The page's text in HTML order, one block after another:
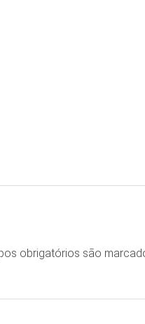
obrigatórios são